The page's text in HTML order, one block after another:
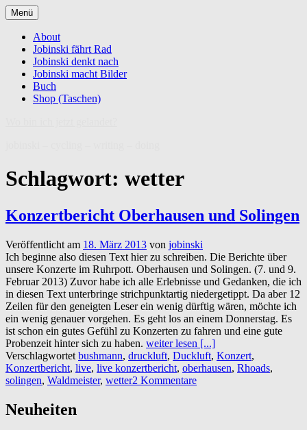
Zum
Inhalt
springen
Menü
About
Jobinski fährt Rad
Jobinski denkt nach
Jobinski macht Bilder
Buch
Shop (Taschen)
Schlagwort: wetter
Konzertbericht Oberhausen und Solingen
Veröffentlicht am 18. März 2013 von jobinski
Ich beginne also diesen Text hier zu schreiben. Die Berichte über
unsere Konzerte im Ruhrpott. Oberhausen und Solingen. (7. und 9.
Februar 2013) Zuvor habe ich alle Erlebnisse und Gedanken, die ich
in diesen Text unterbringe strichpunktartig niedergetippt. Da aber 12
Zeilen für den geneigten Leser ein wenig dürftig wären, möchte ich
ein wenig genauer vorgehen. Es geht los an einem Donnerstag. Es
ist schon ein gutes Gefühl zu Konzerten zu fahren und eine gute
Probenzeit hinter sich zu haben. weiter lesen [...]
Verschlagwortet bushmann, druckluft, Duckluft, Konzert,
Konzertbericht, live, live konzertbericht, oberhausen, Rhoads,
solingen, Waldmeister, wetter2 Kommentare
Neuheiten